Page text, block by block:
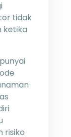
tidak
ketika
risiko